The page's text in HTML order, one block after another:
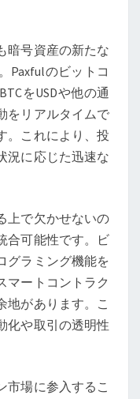
暗号資産の新たな
Paxfulのビットコ
をUSDや他の通
をリアルタイムで
。これにより、投
況に応じた迅速な
上で欠かせないの
合可能性です。ビ
グラミング機能を
マートコントラク
地があります。こ
化や取引の透明性
場に参入するこ